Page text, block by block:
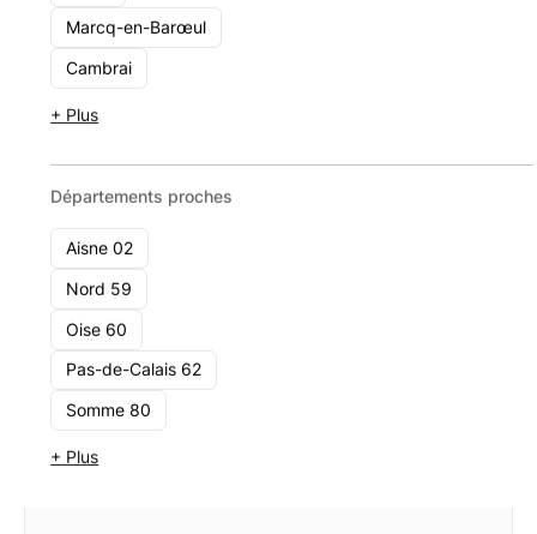
Marcq-en-Barœul
Cambrai
+ Plus
Départements proches
Aisne 02
Nord 59
Oise 60
Pas-de-Calais 62
Somme 80
+ Plus
Equatio Finances Lille
83 Boulevard De La Liberté 59000 Lille